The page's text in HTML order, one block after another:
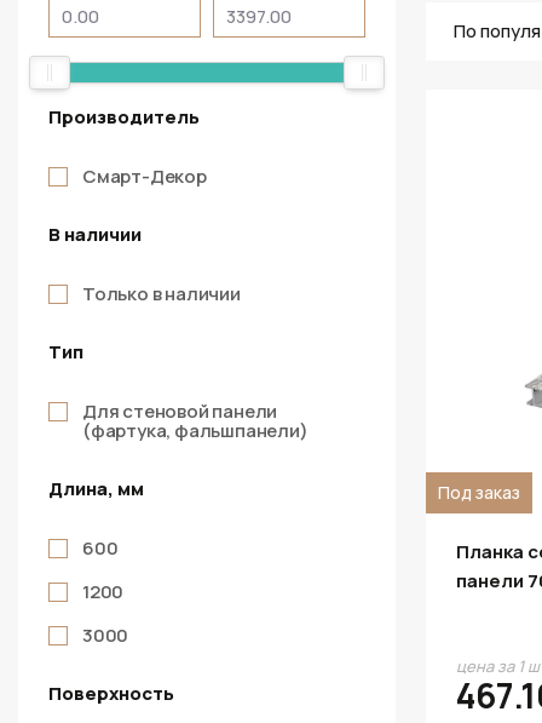
Производитель
Смарт-Декор
В наличии
Только в наличии
Тип
Для стеновой панели
(фартука, фальшпанели)
Длина, мм
600
1200
3000
Поверхность
По
Под заказ
Планка
панели
цена за 1